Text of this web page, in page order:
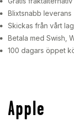
Blixtsnabb leverans
Skickas från vårt
Betala med Swish,
100 dagars öppet
Apple